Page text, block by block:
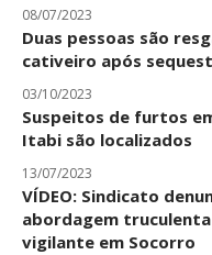
08/07/2023
Duas pessoas são
cativeiro após
03/10/2023
Suspeitos de furtos
Itabi são localizados
13/07/2023
VÍDEO: Sindicato
abordagem
vigilante em Socorro